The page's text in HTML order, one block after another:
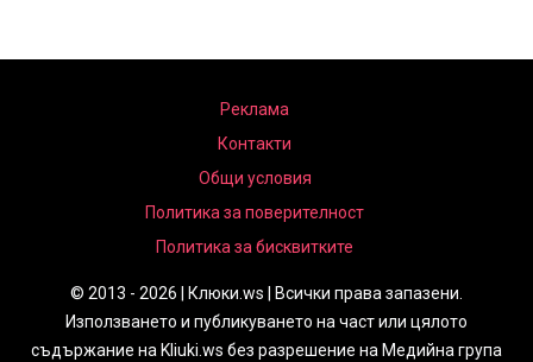
Реклама
Контакти
Общи условия
Политика за поверителност
Политика за бисквитките
© 2013 - 2026 | Клюки.ws | Всички права запазени.
Използването и публикуването на част или цялото
съдържание на Kliuki.ws без разрешение на Медийна група